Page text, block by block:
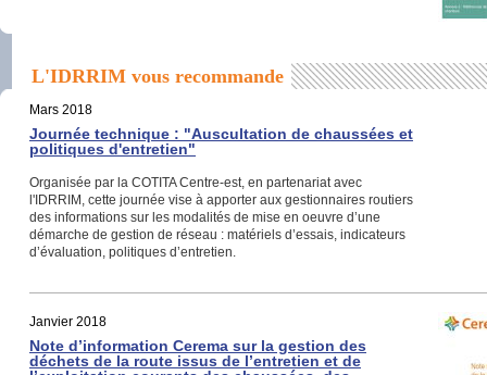
L'IDRRIM vous recommande
Mars 2018
Journée technique : "Auscultation de chaussées et
politiques d'entretien"
Organisée par la COTITA Centre-est, en partenariat avec
l'IDRRIM, cette journée vise à apporter aux gestionnaires routiers
des informations sur les modalités de mise en oeuvre d’une
démarche de gestion de réseau : matériels d’essais, indicateurs
d’évaluation, politiques d’entretien.
Janvier 2018
Note d’information Cerema sur la gestion des
déchets de la route issus de l’entretien et de